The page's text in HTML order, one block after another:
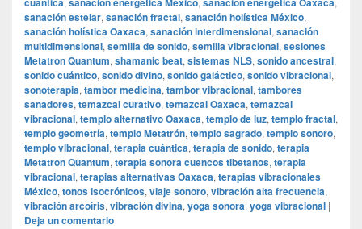
sanación estelar, sanación fractal, sanación holística México,
sanación holística Oaxaca, sanación interdimensional, sanación
multidimensional, semilla de sonido, semilla vibracional, sesiones
Metatron Quantum, shamanic beat, sistemas NLS, sonido ancestral,
sonido cuántico, sonido divino, sonido galáctico, sonido vibracional,
sonoterapia, tambor medicina, tambor vibracional, tambores
sanadores, temazcal curativo, temazcal Oaxaca, temazcal
vibracional, templo alternativo Oaxaca, templo de luz, templo fractal,
templo geometría, templo Metatrón, templo sagrado, templo sonoro,
templo vibracional, terapia cuántica, terapia de sonido, terapia
Metatron Quantum, terapia sonora cuencos tibetanos, terapia
vibracional, terapias alternativas Oaxaca, terapias vibracionales
México, tonos isocrónicos, viaje sonoro, vibración alta frecuencia,
vibración arcoíris, vibración divina, yoga sonora, yoga vibracional |
Deja un comentario